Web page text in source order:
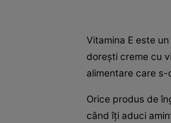
Vitamina E este
doreşti creme cu
alimentare care s-
Orice produs de
când îţi aduci